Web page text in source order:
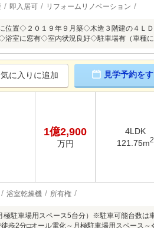
即入居可 リフォームリノベーション
位置◇２０１９年９月築◇木造３階建の４Ｌ
室に窓有◇室内状況良好◇駐車場有（車種に
に入りに追加 見学予約を
1億2,900
万円
4LDK
121.75m2
浴室乾燥機 所有権
駐車場用スペース5台分）※駐車可能台数は
2分□オール電化～月極駐車場用スペース～